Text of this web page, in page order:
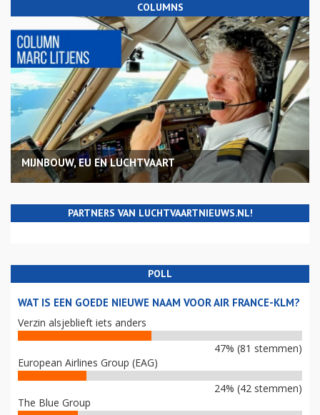
COLUMNS
MIJNBOUW, EU EN LUCHTVAART
PARTNERS VAN LUCHTVAARTNIEUWS.NL!
POLL
WAT IS EEN GOEDE NIEUWE NAAM VOOR AIR FRANCE-KLM?
Verzin alsjeblieft iets anders
47% (81 stemmen)
European Airlines Group (EAG)
24% (42 stemmen)
The Blue Group